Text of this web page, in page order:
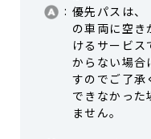
優先パスは、
の車両に空
けるサービ
からない場合
すのでご了承
できなかった
ません。